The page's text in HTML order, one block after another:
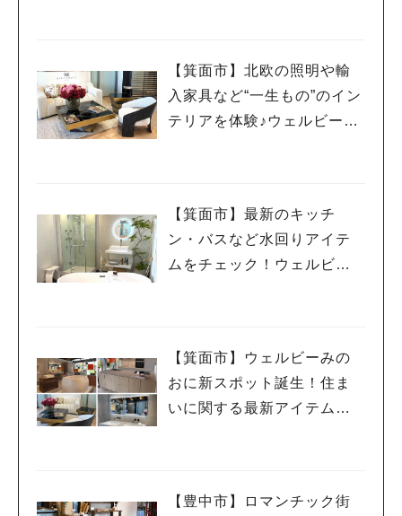
【箕面市】北欧の照明や輸
入家具など“一生もの”のイン
テリアを体験♪ウェルビーみ
【箕面市】最新のキッチ
ン・バスなど水回りアイテ
ムをチェック！ウェルビー
【箕面市】ウェルビーみの
おに新スポット誕生！住ま
いに関する最新アイテムが
【豊中市】ロマンチック街